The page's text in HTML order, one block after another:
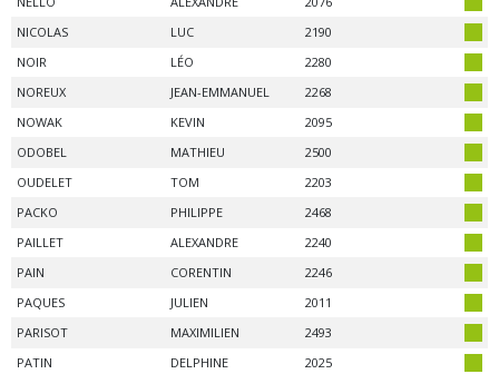
NICOLAS
LUC
2190
NOIR
LÉO
2280
NOREUX
JEAN-EMMANUEL
2268
NOWAK
KEVIN
2095
ODOBEL
MATHIEU
2500
OUDELET
TOM
2203
PACKO
PHILIPPE
2468
PAILLET
ALEXANDRE
2240
PAIN
CORENTIN
2246
PAQUES
JULIEN
2011
PARISOT
MAXIMILIEN
2493
PATIN
DELPHINE 2025